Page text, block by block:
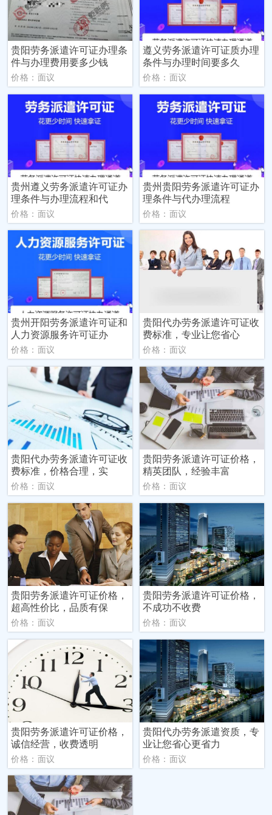
贵阳劳务派遣许可证办理条
件与办理费用要多少钱
价格：面议
遵义劳务派遣许可证质办理
条件与办理时间要多久
价格：面议
贵州遵义劳务派遣许可证办
理条件与办理流程和代
价格：面议
贵州贵阳劳务派遣许可证办
理条件与代办理流程
价格：面议
贵州开阳劳务派遣许可证和
人力资源服务许可证办
价格：面议
贵阳代办劳务派遣许可证收
费标准，专业让您省心
价格：面议
贵阳代办劳务派遣许可证收
费标准，价格合理，实
价格：面议
贵阳劳务派遣许可证价格，
精英团队，经验丰富
价格：面议
贵阳劳务派遣许可证价格，
超高性价比，品质有保
价格：面议
贵阳劳务派遣许可证价格，
不成功不收费
价格：面议
贵阳劳务派遣许可证价格，
诚信经营，收费透明
价格：面议
贵阳代办劳务派遣资质，专
业让您省心更省力
价格：面议